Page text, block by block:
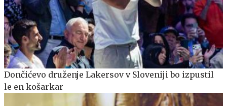
Dončićevo druženje Lakersov v Sloveniji bo izpustil
le en košarkar